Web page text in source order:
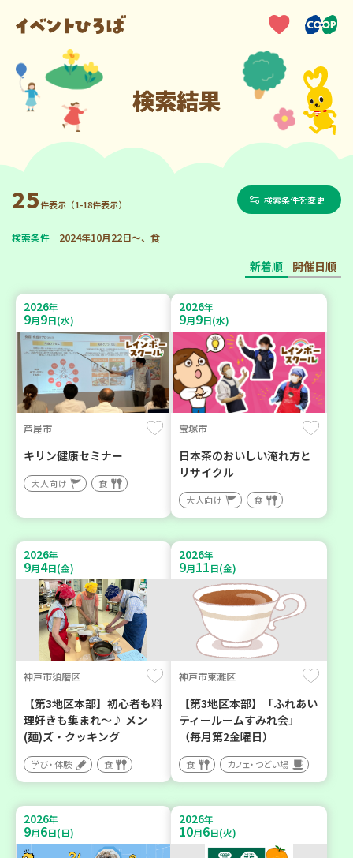
検索結果
25件表示（1-18件表示） 検索条件を変更
検索条件 2024年10月22日～、食
新着順 開催日順
2026年
9月9日(水)
芦屋市
キリン健康セミナー
大人向け 食
2026年
9月9日(水)
宝塚市
日本茶のおいしい淹れ方と
リサイクル
大人向け 食
2026年
9月4日(金)
神戸市須磨区
【第3地区本部】初心者も料
理好きも集まれ～♪ メン
(麺)ズ・クッキング
学び・体験 食
2026年
9月11日(金)
神戸市東灘区
【第3地区本部】「ふれあい
ティールームすみれ会」
（毎月第2金曜日）
食 カフェ・つどい場
2026年
9月6日(日)
2026年
10月6日(火)